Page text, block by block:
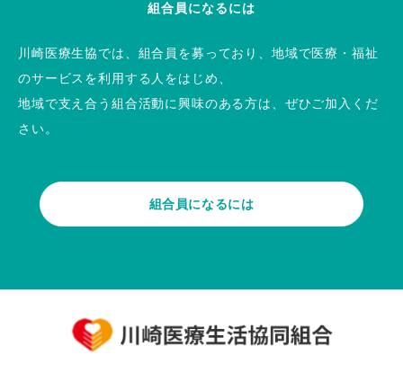
組合員になるには
川崎医療生協では、組合員を募っており、地域で医療・福祉
のサービスを利用する人をはじめ、
地域で支え合う組合活動に興味のある方は、ぜひご加入くだ
さい。
組合員になるには